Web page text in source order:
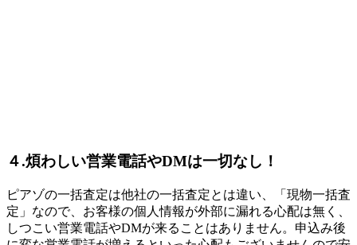
４.煩わしい営業電話やDMは一切なし！
ピアゾの一括査定は他社の一括査定とは違い、「現物一括査
定」なので、お客様の個人情報が外部に漏れる心配は無く、
しつこい営業電話やDMが来ることはありません。申込み後